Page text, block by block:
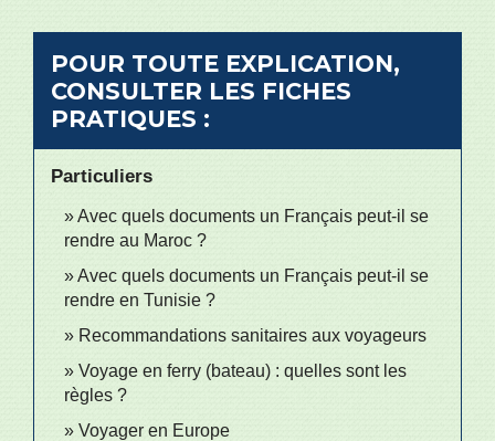
POUR TOUTE EXPLICATION,
CONSULTER LES FICHES
PRATIQUES :
Particuliers
Avec quels documents un Français peut-il se
rendre au Maroc ?
Avec quels documents un Français peut-il se
rendre en Tunisie ?
Recommandations sanitaires aux voyageurs
Voyage en ferry (bateau) : quelles sont les
règles ?
Voyager en Europe